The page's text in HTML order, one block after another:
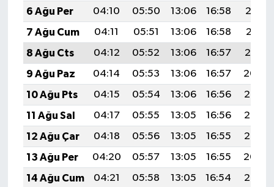
6 Ağu Per
04:10 05:50 13:06 16:58
20:12
7 Ağu Cum
04:11 05:51 13:06 16:58
20:11
8 Ağu Cts
04:12 05:52 13:06 16:57
20:10
9 Ağu Paz
04:14 05:53 13:06 16:57
20:09
10 Ağu Pts
04:15 05:54 13:06 16:56
20:08
11 Ağu Sal
04:17 05:55 13:05 16:56
20:06
12 Ağu Çar
04:18 05:56 13:05 16:55
20:05
13 Ağu Per
04:20 05:57 13:05 16:55
20:04
14 Ağu Cum
04:21 05:58 13:05 16:54
20:02